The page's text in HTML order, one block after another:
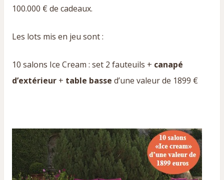
100.000 € de cadeaux.
Les lots mis en jeu sont :
10 salons Ice Cream : set 2 fauteuils + canapé
d’extérieur + table basse d’une valeur de 1899 €